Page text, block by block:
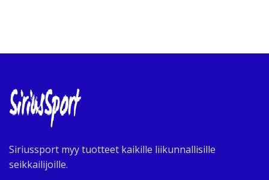
Siriussport myy tuotteet kaikille liikunnallisille
seikkailijoille.